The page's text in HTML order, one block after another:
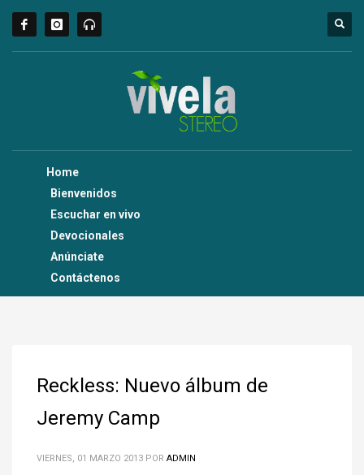
Home
Bienvenidos
Escuchar en vivo
Devocionales
Anúnciate
Contáctenos
Reckless: Nuevo álbum de
Jeremy Camp
VIERNES, 01 MARZO 2013 POR ADMIN